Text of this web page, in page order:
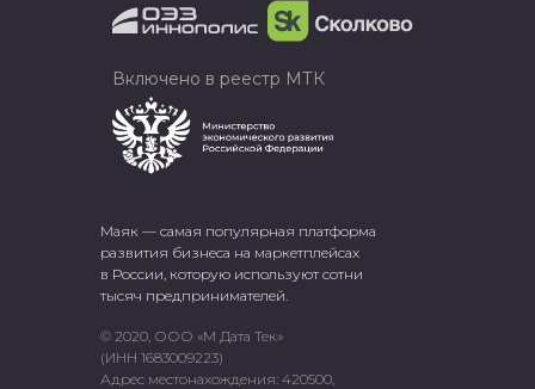
Маяк — самая популярная платформа
развития бизнеса на маркетплейсах
в России, которую используют сотни
тысяч предпринимателей.
© 2020, ООО «М Дата Тек»
(ИНН 1683009223)
Адрес местонахождения: 420500,
Включено в реестр МТК